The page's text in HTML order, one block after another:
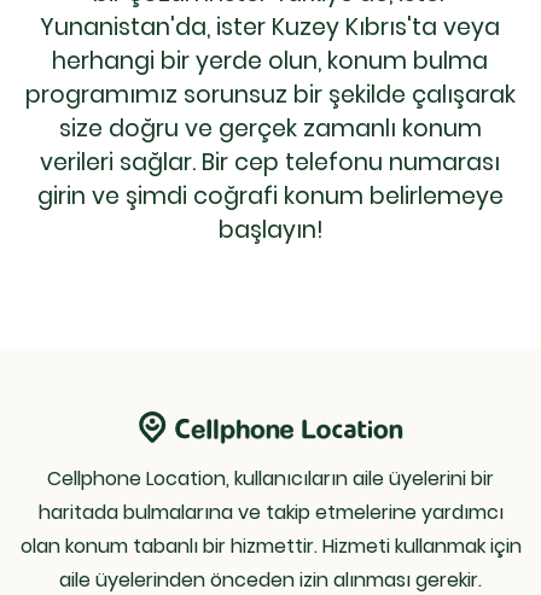
Yunanistan'da, ister Kuzey Kıbrıs'ta veya
herhangi bir yerde olun, konum bulma
programımız sorunsuz bir şekilde çalışarak
size doğru ve gerçek zamanlı konum
verileri sağlar. Bir cep telefonu numarası
girin ve şimdi coğrafi konum belirlemeye
başlayın!
Cellphone Location, kullanıcıların aile üyelerini bir
haritada bulmalarına ve takip etmelerine yardımcı
olan konum tabanlı bir hizmettir. Hizmeti kullanmak için
aile üyelerinden önceden izin alınması gerekir.